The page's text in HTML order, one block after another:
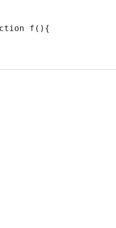
f(){